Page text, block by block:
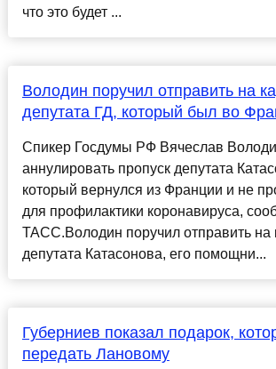
что это будет ...
Володин поручил отправить на
депутата ГД, который был во
Спикер Госдумы РФ Вячеслав
аннулировать пропуск депутата
который вернулся из Франции и не
для профилактики коронавируса,
ТАСС.Володин поручил отправить на
депутата Катасонова, его помощни...
Губерниев показал подарок,
передать Лановому